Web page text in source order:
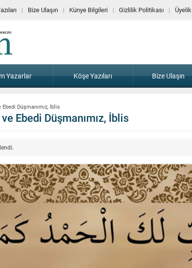
Bize Ulaşın Künye Bilgileri Gizlilik Politikası Üyelik
Yazarlar Köşe Yazıları Bize Ulaşın
Düşmanımız, İblis
Ebedi Düşmanımız, İblis